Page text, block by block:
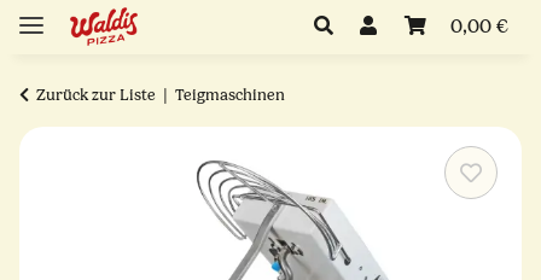
0,00 €
Zurück zur Liste Teigmaschinen